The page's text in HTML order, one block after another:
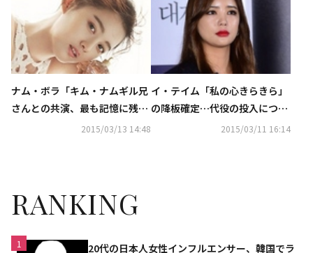
(水)発売決定！
ナム・ボラ「キム・ナムギル兄
さんとの共演、最も記憶に残っ
2015/03/13 14:48
イ・テイム「私の心きらきら」
の降板確定…代役の投入につい
2015/03/11 16:14
RANKING
1 20代の日本人女性インフルエンサー、韓国でラ